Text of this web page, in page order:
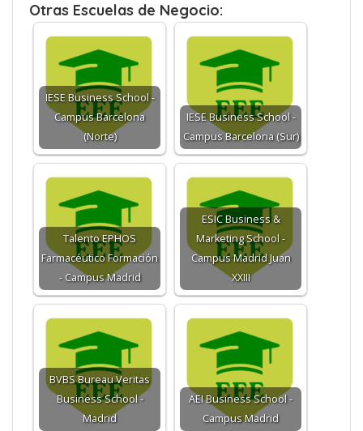
Otras Escuelas de Negocio:
IESE Business School -
Campus Barcelona
(Norte)
IESE Business School -
Campus Barcelona (Sur)
Talento EPHOS
Farmacéutico Formación
- Campus Madrid
ESIC Business &
Marketing School -
Campus Madrid Juan
XXIII
BVBS Bureau Veritas
Business School -
Madrid
AEI Business School -
Campus Madrid